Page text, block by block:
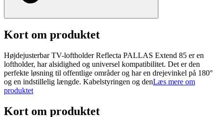
Kort om produktet
Højdejusterbar TV-loftholder Reflecta PALLAS Extend 85 er en
loftholder, har alsidighed og universel kompatibilitet. Det er den
perfekte løsning til offentlige områder og har en drejevinkel på 180°
og en indstillelig længde. Kabelstyringen og denLæs mere om
produktet
Kort om produktet